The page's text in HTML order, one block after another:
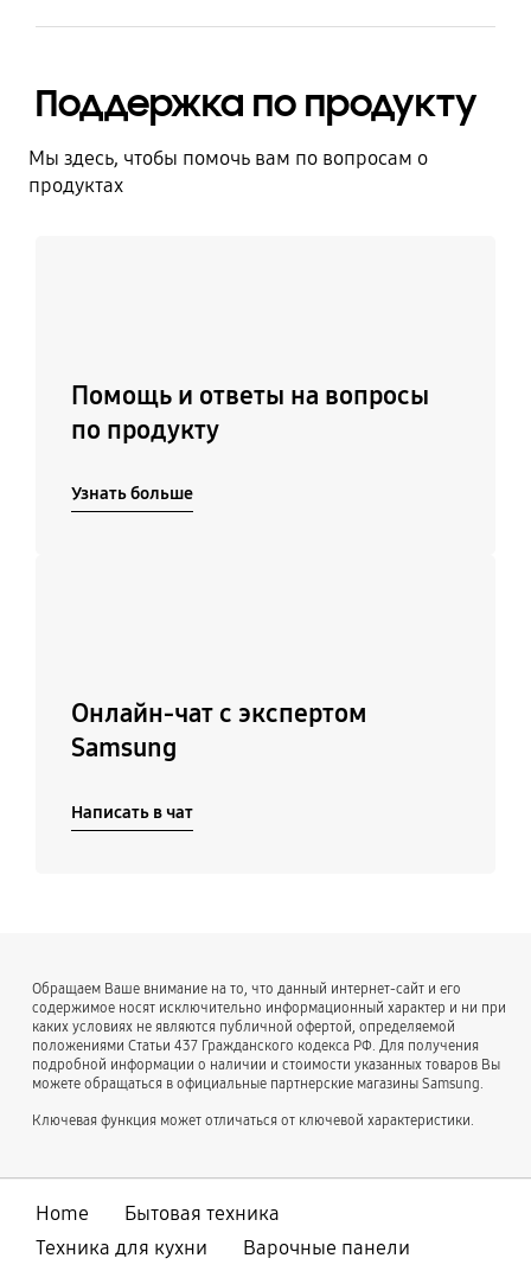
Поддержка по продукту
Мы здесь, чтобы помочь вам по вопросам о
продуктах
Помощь и ответы на вопросы
по продукту
Узнать больше
Онлайн-чат с экспертом
Samsung
Написать в чат
Обращаем Ваше внимание на то, что данный интернет-сайт и его
содержимое носят исключительно информационный характер и ни при
каких условиях не являются публичной офертой, определяемой
положениями Статьи 437 Гражданского кодекса РФ. Для получения
подробной информации о наличии и стоимости указанных товаров Вы
можете обращаться в официальные партнерские магазины Samsung.
Ключевая функция может отличаться от ключевой характеристики.
Home
Бытовая техника
Техника для кухни
Варочные панели